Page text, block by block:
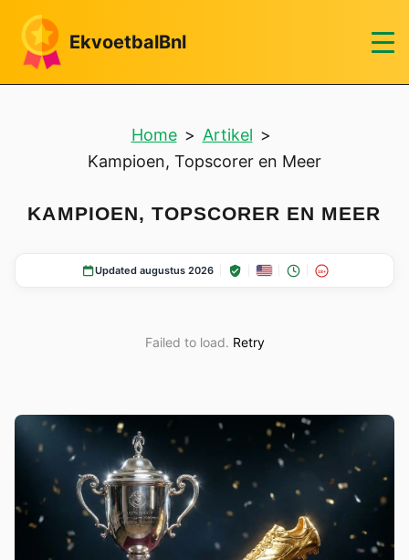
EkvoetbalBnl
Home > Artikel >
Kampioen, Topscorer en Meer
KAMPIOEN, TOPSCORER EN MEER
Updated augustus 2026 18+
Failed to load. Retry